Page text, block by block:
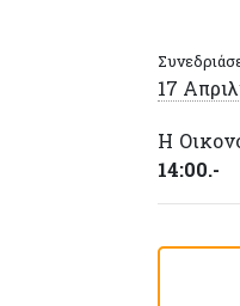
17
Η
14:00.-